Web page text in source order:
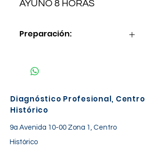
AYUNO 8 HORAS
Preparación:
Diagnóstico Profesional, Centro
Histórico
9a Avenida 10-00 Zona 1, Centro
Histórico